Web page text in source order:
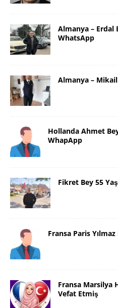
Almanya – Erdal
WhatsApp
Almanya – Mikail
Hollanda Ahmet
WhapApp
Fikret Bey 55
Fransa Paris
Fransa Marsilya
Vefat Etmiş